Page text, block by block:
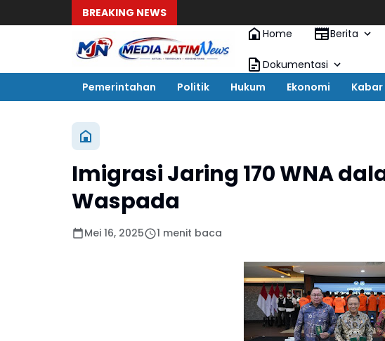
BREAKING NEWS
Home
Berita
Dokumentasi
Pemerintahan
Politik Hukum Ekonomi Kabar
Imigrasi Jaring 170 WNA
Waspada
Mei 16, 2025 1 menit baca